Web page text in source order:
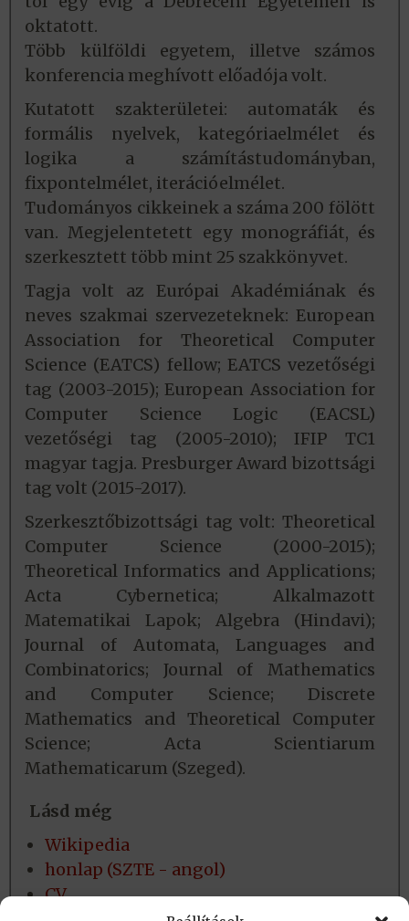
oktatott.
Több külföldi egyetem, illetve számos
konferencia meghívott előadója volt.
Kutatott szakterületei: automaták és
formális nyelvek, kategóriaelmélet és
logika a számítástudományban,
fixpontelmélet, iterációelmélet.
Tudományos cikkeinek a száma 200 fölött
van. Megjelentetett egy monográfiát, és
szerkesztett több mint 25 szakkönyvet.
Tagja volt az Európai Akadémiának és
neves szakmai szervezeteknek: European
Association for Theoretical Computer
Science (EATCS) fellow; EATCS vezetőségi
tag (2003-2015); European Association for
Computer Science Logic (EACSL)
vezetőségi tag (2005-2010); IFIP TC1
magyar tagja. Presburger Award bizottsági
tag volt (2015-2017).
Szerkesztőbizottsági tag volt: Theoretical
Computer Science (2000-2015);
Theoretical Informatics and Applications;
Acta Cybernetica; Alkalmazott
Matematikai Lapok; Algebra (Hindavi);
Journal of Automata, Languages and
Combinatorics; Journal of Mathematics
and Computer Science; Discrete
Mathematics and Theoretical Computer
Science; Acta Scientiarum
Mathematicarum (Szeged).
Lásd még
Wikipedia
honlap (SZTE - angol)
CV